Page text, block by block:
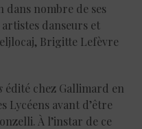
nombre de ses
danseurs et
Brigitte Lefèvre
édité chez Gallimard en
Lycéens avant d’être
À l’instar de ce